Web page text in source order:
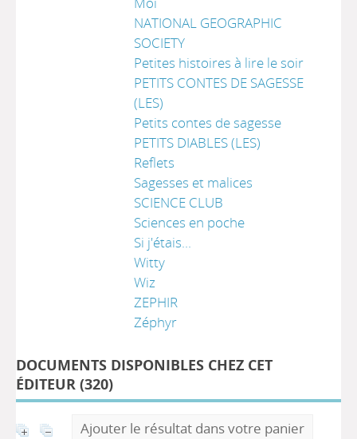
NATIONAL GEOGRAPHIC
SOCIETY
Petites histoires à lire le soir
PETITS CONTES DE SAGESSE
(LES)
Petits contes de sagesse
PETITS DIABLES (LES)
Reflets
Sagesses et malices
SCIENCE CLUB
Sciences en poche
Si j'étais...
Witty
Wiz
ZEPHIR
Zéphyr
DOCUMENTS DISPONIBLES CHEZ CET
ÉDITEUR (320)
Ajouter le résultat dans votre panier